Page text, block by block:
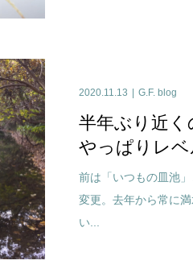
2020.11.13 G.F. blog
半年ぶり近く
やっぱりレ
前は「いつもの皿池
変更。去年から常に
い...